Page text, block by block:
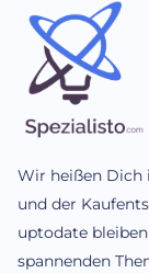
Wir heißen Dich
und der
uptodate
spannenden